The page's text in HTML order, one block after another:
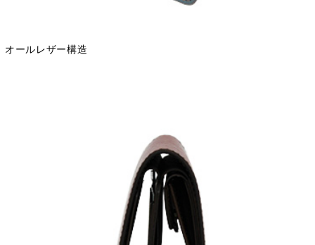
オールレザー構造